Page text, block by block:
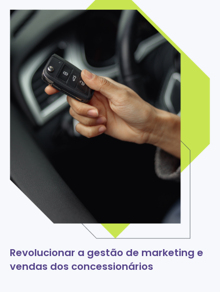
Revolucionar a gestão de marketing e
vendas dos concessionários